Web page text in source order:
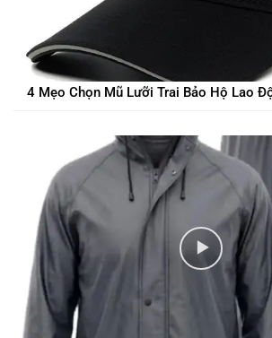
4 Mẹo Chọn Mũ Lưỡi Trai Bảo Hộ Lao